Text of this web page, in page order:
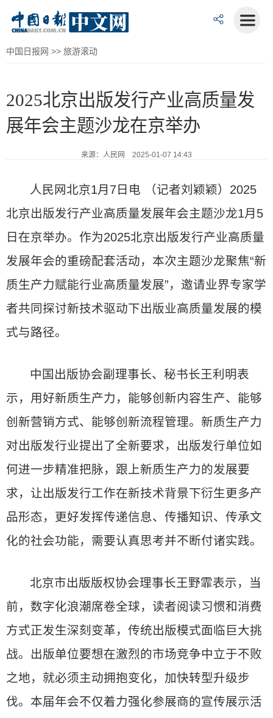
中国日报网 >> 旅游滚动
2025北京出版发行产业高质量发
展年会主题沙龙在京举办
来源：人民网 2025-01-07 14:43
人民网北京1月7日电 （记者刘颖颖）2025
北京出版发行产业高质量发展年会主题沙龙1月5
日在京举办。作为2025北京出版发行产业高质量
发展年会的重磅配套活动，本次主题沙龙聚焦“新
质生产力赋能行业高质量发展”，邀请业界专家学
者共同探讨新技术驱动下出版业高质量发展的模
式与路径。
中国出版协会副理事长、秘书长王利明表
示，用好新质生产力，能够创新内容生产、能够
创新营销方式、能够创新流程管理。新质生产力
对出版发行业提出了全新要求，出版发行单位如
何进一步精准把脉，跟上新质生产力的发展要
求，让出版发行工作在新技术背景下衍生更多产
品形态，更好发挥传递信息、传播知识、传承文
化的社会功能，需要认真思考并不断付诸实践。
北京市出版版权协会理事长王野霏表示，当
前，数字化浪潮席卷全球，读者阅读习惯和消费
方式正发生深刻变革，传统出版模式面临巨大挑
战。出版单位要想在激烈的市场竞争中立于不败
之地，就必须主动拥抱变化，加快转型升级步
伐。本届年会不仅着力强化参展商的宣传展示活